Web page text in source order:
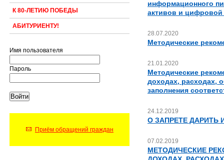
К 80-ЛЕТИЮ ПОБЕДЫ
АБИТУРИЕНТУ!
Имя пользователя
Пароль
Приём обращений граждан
информационного
активов и
28.07.2020
Методические
21.01.2020
Методические
доходах, расходах,
заполнения
24.12.2019
О ЗАПРЕТЕ ДАРИТЬ
07.02.2019
МЕТОДИЧЕСКИЕ